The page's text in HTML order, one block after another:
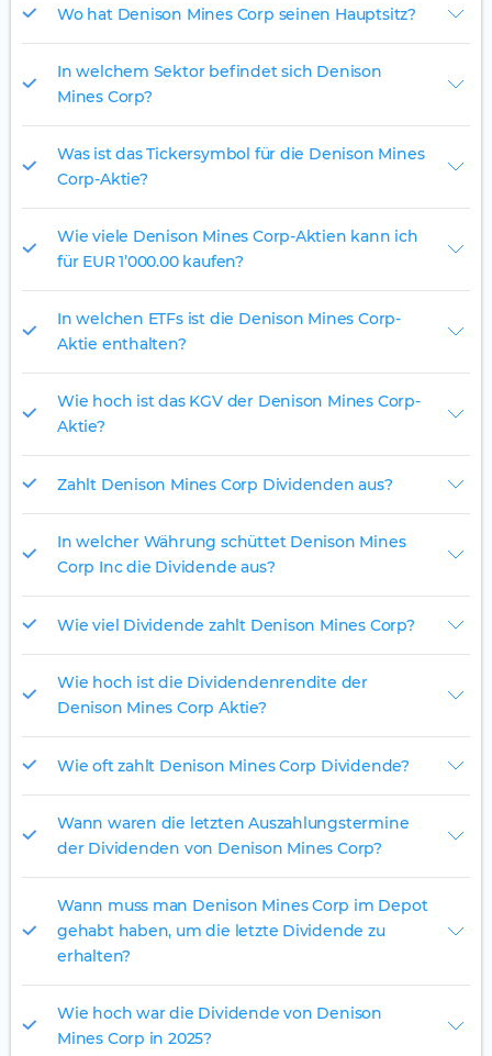
Wo hat Denison Mines Corp seinen Hauptsitz?
In welchem Sektor befindet sich Denison
Mines Corp?
Was ist das Tickersymbol für die Denison Mines
Corp-Aktie?
Wie viele Denison Mines Corp-Aktien kann ich
für EUR 1’000.00 kaufen?
In welchen ETFs ist die Denison Mines Corp-
Aktie enthalten?
Wie hoch ist das KGV der Denison Mines Corp-
Aktie?
Zahlt Denison Mines Corp Dividenden aus?
In welcher Währung schüttet Denison Mines
Corp Inc die Dividende aus?
Wie viel Dividende zahlt Denison Mines Corp?
Wie hoch ist die Dividendenrendite der
Denison Mines Corp Aktie?
Wie oft zahlt Denison Mines Corp Dividende?
Wann waren die letzten Auszahlungstermine
der Dividenden von Denison Mines Corp?
Wann muss man Denison Mines Corp im Depot
gehabt haben, um die letzte Dividende zu
erhalten?
Wie hoch war die Dividende von Denison
Mines Corp in 2025?